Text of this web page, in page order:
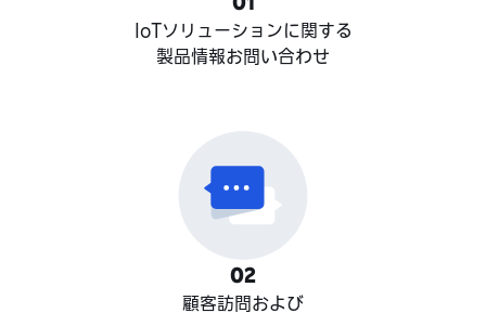
IoTソリューションに関する
製品情報お問い合わせ
02
顧客訪問および